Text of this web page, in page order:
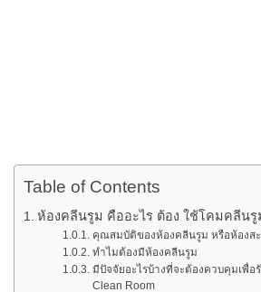
Table of Contents
ห้องคลีนรูม คืออะไร ต้อง ใช้โคมคลีน
คุณสมบัติของห้องคลีนรูม หรือห้องสะ
ทำไมต้องมีห้องคลีนรูม
มีปัจจัยอะไรบ้างที่จะต้องควบคุมเพื่อ
Clean Room